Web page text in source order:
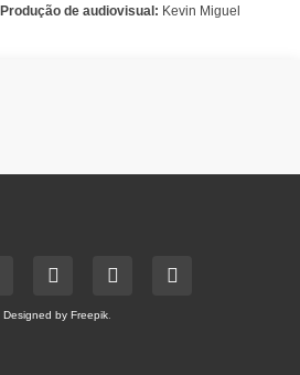
Produção de audiovisual: Kevin Miguel
Designed by Freepik